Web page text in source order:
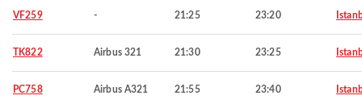
VF259 - 21:25 23:20
TK822 Airbus 321 21:30 23:25
PC758 Airbus A321 21:55 23:40